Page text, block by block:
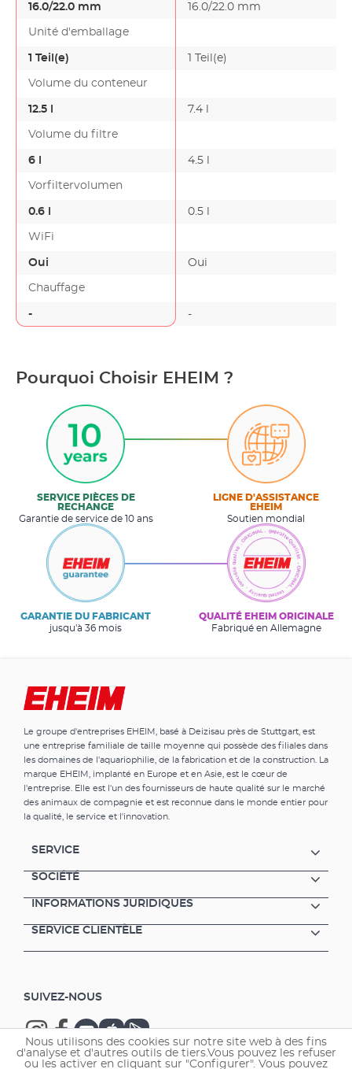
16.0/22.0 mm 16.0/22.0 mm
Unité d'emballage
1 Teil(e) 1 Teil(e)
Volume du conteneur
12.5 l 7.4 l
Volume du filtre
6 l 4.5 l
Vorfiltervolumen
0.6 l 0.5 l
WiFi
Oui Oui
Chauffage
- -
Pourquoi Choisir EHEIM ?
SERVICE PIÈCES DE
RECHANGE
Garantie de service de 10 ans
LIGNE D'ASSISTANCE
EHEIM
Soutien mondial
GARANTIE DU FABRICANT
jusqu'à 36 mois
QUALITÉ EHEIM ORIGINALE
Fabriqué en Allemagne
Le groupe d'entreprises EHEIM, basé à Deizisau près de Stuttgart, est
une entreprise familiale de taille moyenne qui possède des filiales dans
les domaines de l'aquariophilie, de la fabrication et de la construction. La
marque EHEIM, implanté en Europe et en Asie, est le cœur de
l'entreprise. Elle est l'un des fournisseurs de haute qualité sur le marché
des animaux de compagnie et est reconnue dans le monde entier pour
la qualité, le service et l'innovation.
SERVICE
SOCIÉTÉ
INFORMATIONS JURIDIQUES
SERVICE CLIENTÈLE
SUIVEZ-NOUS
Nous utilisons des cookies sur notre site web à des fins
d'analyse et d'autres outils de tiers.Vous pouvez les refuser
ou les activer en cliquant sur "Configurer". Vous pouvez